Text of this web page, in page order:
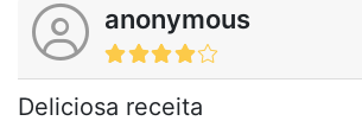
anonymous
Deliciosa receita